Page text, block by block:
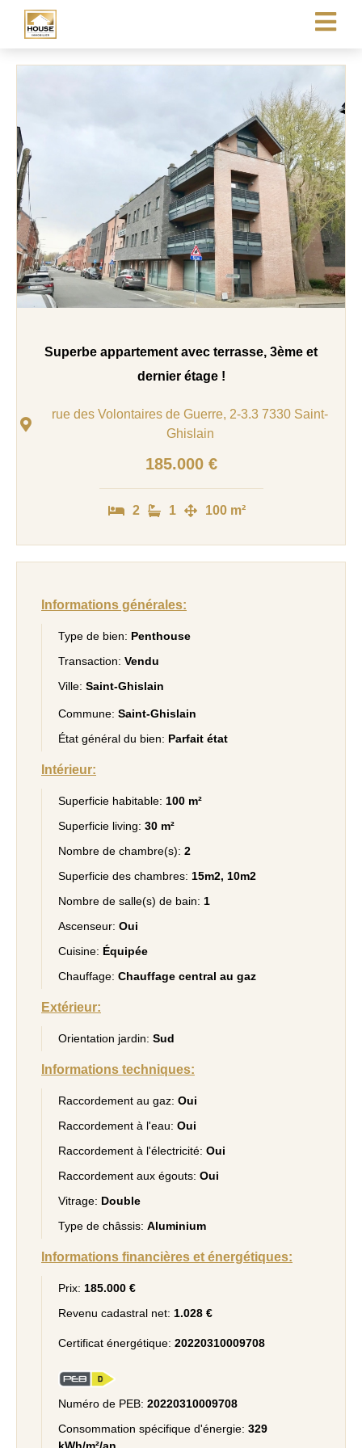
Superbe appartement avec terrasse, 3ème et
dernier étage !
rue des Volontaires de Guerre, 2-3.3 7330 Saint-
Ghislain
185.000 €
2 1 100 m²
Informations générales:
Type de bien: Penthouse
Transaction: Vendu
Ville: Saint-Ghislain
Commune: Saint-Ghislain
État général du bien: Parfait état
Intérieur:
Superficie habitable: 100 m²
Superficie living: 30 m²
Nombre de chambre(s): 2
Superficie des chambres: 15m2, 10m2
Nombre de salle(s) de bain: 1
Ascenseur: Oui
Cuisine: Équipée
Chauffage: Chauffage central au gaz
Extérieur:
Orientation jardin: Sud
Informations techniques:
Raccordement au gaz: Oui
Raccordement à l'eau: Oui
Raccordement à l'électricité: Oui
Raccordement aux égouts: Oui
Vitrage: Double
Type de châssis: Aluminium
Informations financières et énergétiques:
Prix: 185.000 €
Revenu cadastral net: 1.028 €
Certificat énergétique: 20220310009708
Numéro de PEB: 20220310009708
Consommation spécifique d'énergie: 329
kWh/m²/an